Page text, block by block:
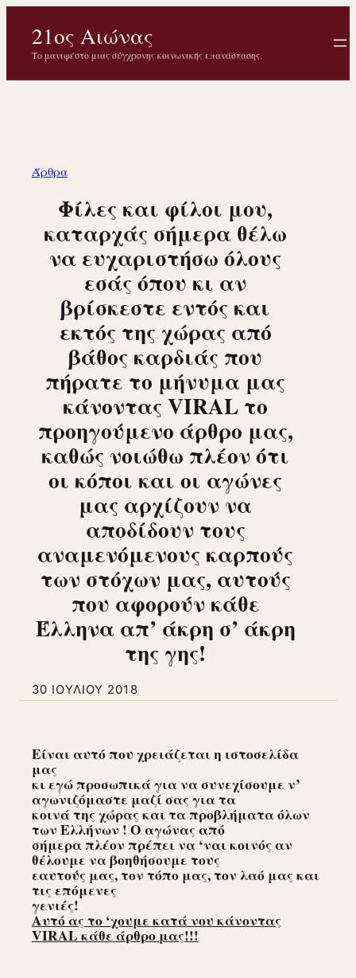
περιεχόμενο
21ος Αιώνας
Το μανιφέστο μιας σύγχρονης κοινωνικής επανάστασης.
Άρθρα
Φίλες και φίλοι μου,
καταρχάς σήμερα θέλω
να ευχαριστήσω όλους
εσάς όπου κι αν
βρίσκεστε εντός και
εκτός της χώρας από
βάθος καρδιάς που
πήρατε το μήνυμα μας
κάνοντας VIRAL το
προηγούμενο άρθρο μας,
καθώς νοιώθω πλέον ότι
οι κόποι και οι αγώνες
μας αρχίζουν να
αποδίδουν τους
αναμενόμενους καρπούς
των στόχων μας, αυτούς
που αφορούν κάθε
Έλληνα απ’ άκρη σ’ άκρη
της γης!
30 ΙΟΥΛΊΟΥ 2018
Είναι αυτό που χρειάζεται η ιστοσελίδα
μας
κι εγώ προσωπικά για να συνεχίσουμε ν’
αγωνιζόμαστε μαζί σας για τα
κοινά της χώρας και τα προβλήματα όλων
των Ελλήνων ! Ο αγώνας από
σήμερα πλέον πρέπει να ‘ναι κοινός αν
θέλουμε να βοηθήσουμε τους
εαυτούς μας, τον τόπο μας, τον λαό μας και
τις επόμενες
γενιές!
Αυτό ας το ‘χουμε κατά νου κάνοντας
VIRAL κάθε άρθρο μας!!!